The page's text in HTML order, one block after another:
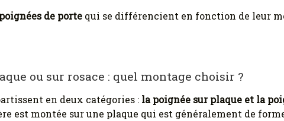
de porte qui se différencient en fonction de leur
ou sur rosace : quel montage choisir ?
en deux catégories : la poignée sur plaque et la
est montée sur une plaque qui est généralement de